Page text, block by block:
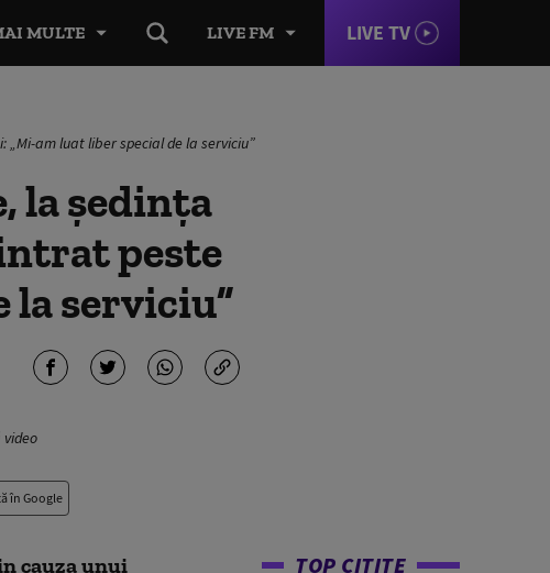
LIVE FM LIVE TV
MULTE
am luat liber special de la serviciu”
la ședința
peste
la serviciu”
în Google
cauza unui
TOP CITITE